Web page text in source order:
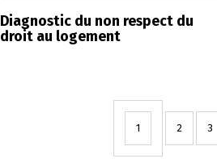
Diagnostic du non respect du
droit au logement
1 2 3